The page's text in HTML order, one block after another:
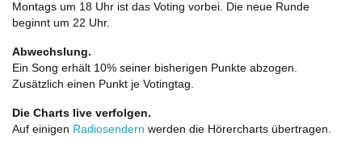
Montags um 18 Uhr ist das Voting vorbei. Die neue Runde
beginnt um 22 Uhr.
Abwechslung.
Ein Song erhält 10% seiner bisherigen Punkte abzogen.
Zusätzlich einen Punkt je Votingtag.
Die Charts live verfolgen.
Auf einigen Radiosendern werden die Hörercharts übertragen.